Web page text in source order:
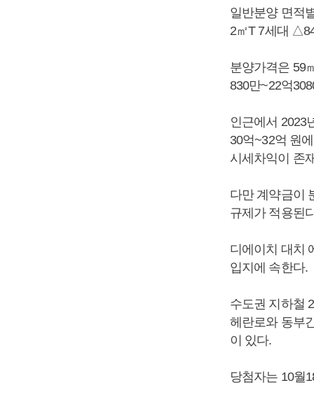
일반분양 면적
2㎡T 7세대
분양가격은 59
830만~22억
인근에서 2023
30억~32억 원
시세차익이 존
다만 계약금이
규제가 적용된
디에이치 대치
입지에 속한다.
수도권 지하철
헤란로와 동부
이 있다.
당첨자는 10월